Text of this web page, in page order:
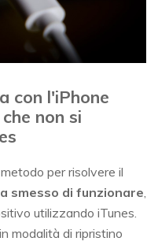
con l'iPhone
non si
per risolvere il
smesso di funzionare,
utilizzando iTunes.
modalità di ripristino